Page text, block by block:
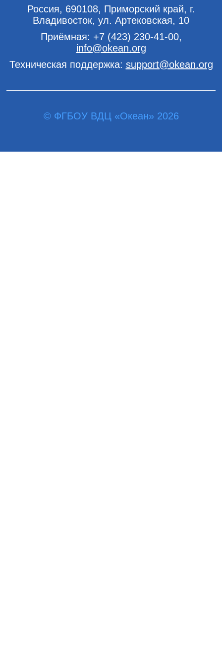
Россия, 690108, Приморский край, г.
Владивосток, ул. Артековская, 10
Приёмная: +7 (423) 230-41-00,
info@okean.org
Техническая поддержка: support@okean.org
© ФГБОУ ВДЦ «Океан» 2026